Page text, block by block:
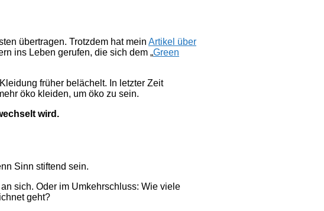
übertragen. Trotzdem hat mein Artikel über
ins Leben gerufen, die sich dem „Green
früher belächelt. In letzter Zeit
öko kleiden, um öko zu sein.
wird.
Sinn stiftend sein.
sich. Oder im Umkehrschluss: Wie viele
geht?